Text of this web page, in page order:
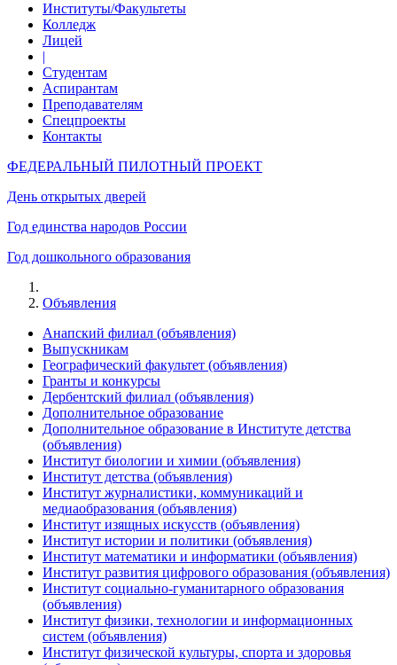
Институты/Факультеты
Колледж
Лицей
|
Студентам
Аспирантам
Преподавателям
Спецпроекты
Контакты
ФЕДЕРАЛЬНЫЙ ПИЛОТНЫЙ ПРОЕКТ
День открытых дверей
Год единства народов России
Год дошкольного образования
Объявления
Анапский филиал (объявления)
Выпускникам
Географический факультет (объявления)
Гранты и конкурсы
Дербентский филиал (объявления)
Дополнительное образование
Дополнительное образование в Институте детства
(объявления)
Институт биологии и химии (объявления)
Институт детства (объявления)
Институт журналистики, коммуникаций и
медиаобразования (объявления)
Институт изящных искусств (объявления)
Институт истории и политики (объявления)
Институт математики и информатики (объявления)
Институт развития цифрового образования (объявления)
Институт социально-гуманитарного образования
(объявления)
Институт физики, технологии и информационных
систем (объявления)
Институт физической культуры, спорта и здоровья